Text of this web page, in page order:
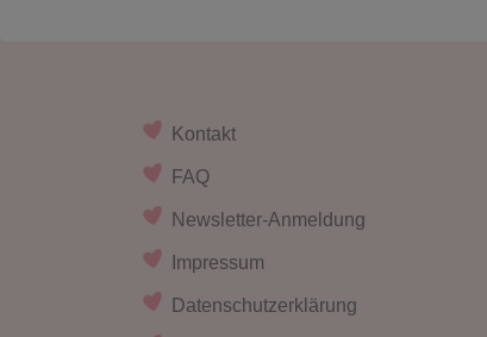
Kontakt
FAQ
Newsletter-Anmeldung
Impressum
Datenschutzerklärung